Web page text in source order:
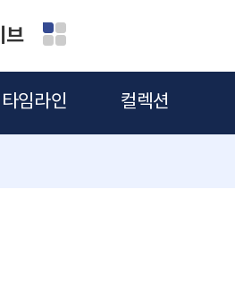
브
타임라인 컬렉션